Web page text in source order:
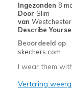
Sizing
View On Shoes
Ingezonden 8
Door Slim
van Westchester
Describe
Beoordeeld op
skechers.com
I wear them
Vertaling